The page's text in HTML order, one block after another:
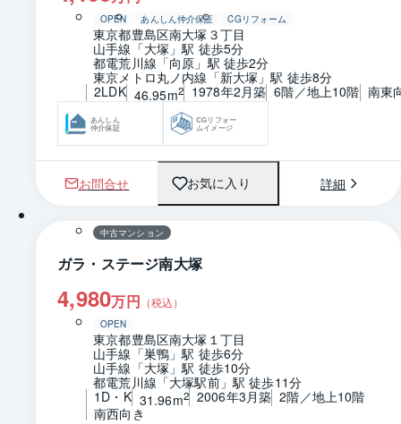
OPEN あんしん仲介保証 CGリフォーム
東京都豊島区南大塚３丁目
山手線「大塚」駅 徒歩5分
都電荒川線「向原」駅 徒歩2分
東京メトロ丸ノ内線「新大塚」駅 徒歩8分
2LDK 46.95m2 1978年2月築 6階／地上10階 南東
あんしん
仲介保証
CGリフォー
ムイメージ
お問合せ お気に入り 詳細
1 / 0 間取り
中古マンション
ガラ・ステージ南大塚
4,980万円 （税込）
OPEN
東京都豊島区南大塚１丁目
山手線「巣鴨」駅 徒歩6分
山手線「大塚」駅 徒歩10分
都電荒川線「大塚駅前」駅 徒歩11分
1D・K 31.96m2 2006年3月築 2階／地上10階
南西向き